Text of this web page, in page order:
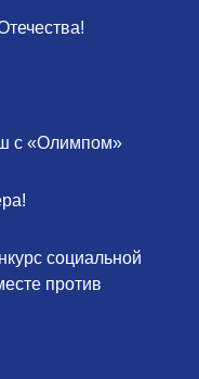
с «Олимпом»
социальной
против